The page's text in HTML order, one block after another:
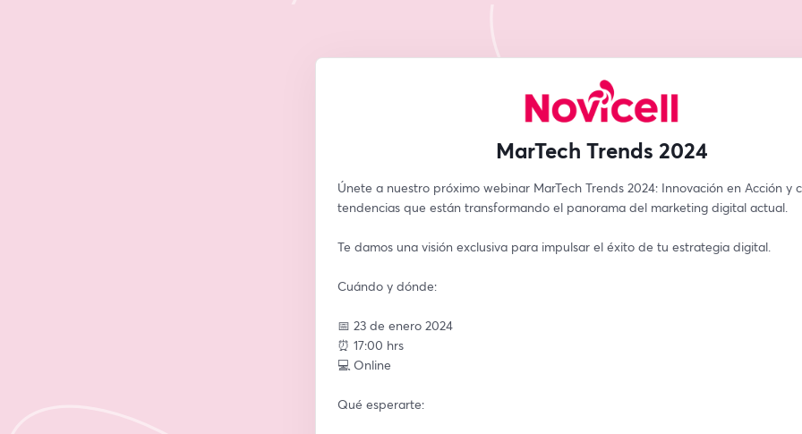
MarTech Trends 2024
Únete a nuestro próximo webinar MarTech Trends 2024: Innovación en Acción y
tendencias que están transformando el panorama del marketing digital actual.
Te damos una visión exclusiva para impulsar el éxito de tu estrategia digital.
Cuándo y dónde:
📅 23 de enero 2024
⏰ 17:00 hrs
💻 Online
Qué esperarte: